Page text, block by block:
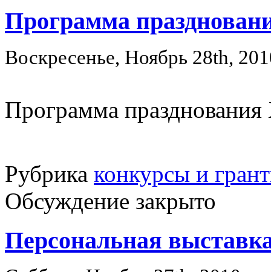
Программа
Воскресенье, Ноябрь 28th,
Программа
Рубрика конкурсы и
Обсуждение закрыто
Персональная